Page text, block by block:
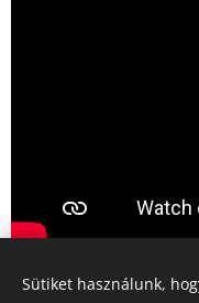
Sütiket használunk,